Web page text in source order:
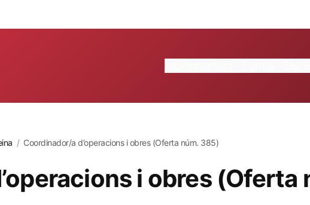
/ Coordinador/a d’operacions i obres (Oferta núm. 385)
i obres (Oferta